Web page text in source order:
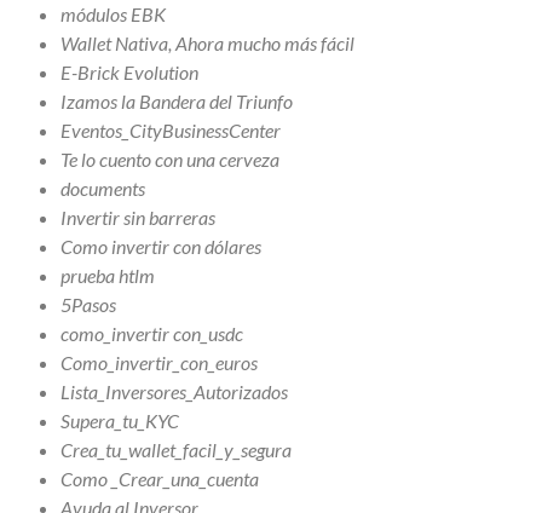
módulos EBK
Wallet Nativa, Ahora mucho más fácil
E-Brick Evolution
Izamos la Bandera del Triunfo
Eventos_CityBusinessCenter
Te lo cuento con una cerveza
documents
Invertir sin barreras
Como invertir con dólares
prueba htlm
5Pasos
como_invertir con_usdc
Como_invertir_con_euros
Lista_Inversores_Autorizados
Supera_tu_KYC
Crea_tu_wallet_facil_y_segura
Como _Crear_una_cuenta
Ayuda al Inversor